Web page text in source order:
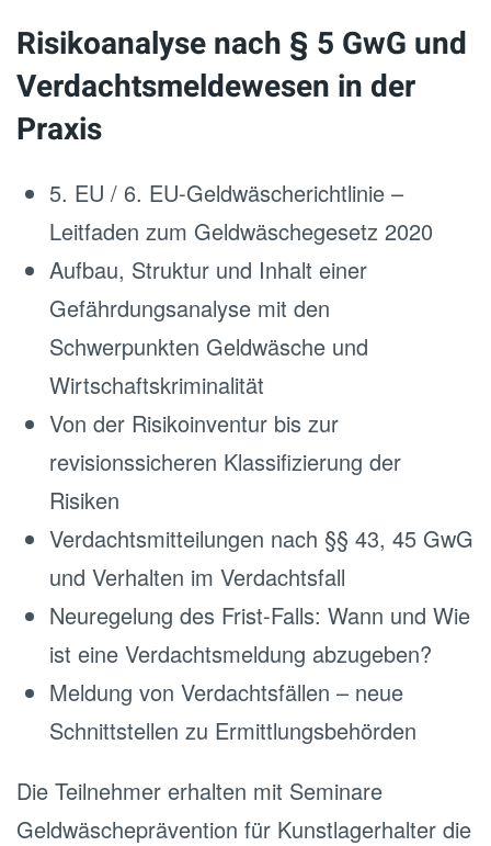
Risikoanalyse nach § 5 GwG und
Verdachtsmeldewesen in der
Praxis
5. EU / 6. EU-Geldwäscherichtlinie –
Leitfaden zum Geldwäschegesetz 2020
Aufbau, Struktur und Inhalt einer
Gefährdungsanalyse mit den
Schwerpunkten Geldwäsche und
Wirtschaftskriminalität
Von der Risikoinventur bis zur
revisionssicheren Klassifizierung der
Risiken
Verdachtsmitteilungen nach §§ 43, 45 GwG
und Verhalten im Verdachtsfall
Neuregelung des Frist-Falls: Wann und Wie
ist eine Verdachtsmeldung abzugeben?
Meldung von Verdachtsfällen – neue
Schnittstellen zu Ermittlungsbehörden
Die Teilnehmer erhalten mit Seminare
Geldwäscheprävention für Kunstlagerhalter die